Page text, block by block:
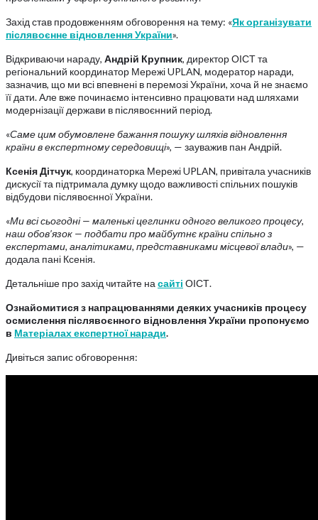
Захід став продовженням обговорення на тему: «Як організувати
післявоєнне відновлення України».
Відкриваючи нараду, Андрій Крупник, директор ОІСТ та
регіональний координатор Мережі UPLAN, модератор наради,
зазначив, що ми всі впевнені в перемозі України, хоча й не знаємо
її дати. Але вже починаємо інтенсивно працювати над шляхами
модернізації держави в післявоєнний період.
«Саме цим обумовлене бажання пошуку шляхів відновлення
країни в експертному середовищі», — зауважив пан Андрій.
Ксенія Дітчук, координаторка Мережі UPLAN, привітала учасників
дискусії та підтримала думку щодо важливості спільних пошуків
відбудови післявоєнної України.
«Ми всі сьогодні — маленькі цеглинки одного великого процесу,
наш обов’язок — подбати про майбутнє країни спільно з
експертами, аналітиками, представниками місцевої влади», —
додала пані Ксенія.
Детальніше про захід читайте на сайті ОІСТ.
Ознайомитися з напрацюваннями деяких учасників процесу
осмислення післявоєнного відновлення України пропонуємо
в Матеріалах експертної наради.
Дивіться запис обговорення: